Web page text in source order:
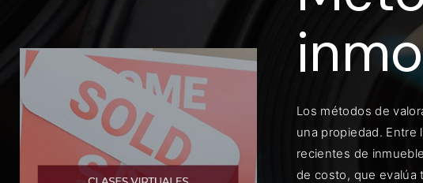
Los métodos de
una propiedad. Entre
recientes de
de costo, que evalúa
Dirección de correo